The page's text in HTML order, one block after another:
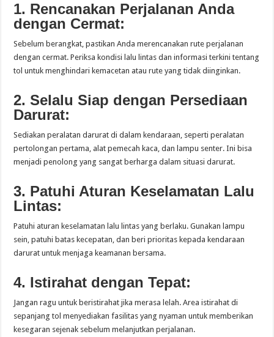
1. Rencanakan Perjalanan Anda
dengan Cermat:
Sebelum berangkat, pastikan Anda merencanakan rute perjalanan
dengan cermat. Periksa kondisi lalu lintas dan informasi terkini tentang
tol untuk menghindari kemacetan atau rute yang tidak diinginkan.
2. Selalu Siap dengan Persediaan
Darurat:
Sediakan peralatan darurat di dalam kendaraan, seperti peralatan
pertolongan pertama, alat pemecah kaca, dan lampu senter. Ini bisa
menjadi penolong yang sangat berharga dalam situasi darurat.
3. Patuhi Aturan Keselamatan Lalu
Lintas:
Patuhi aturan keselamatan lalu lintas yang berlaku. Gunakan lampu
sein, patuhi batas kecepatan, dan beri prioritas kepada kendaraan
darurat untuk menjaga keamanan bersama.
4. Istirahat dengan Tepat:
Jangan ragu untuk beristirahat jika merasa lelah. Area istirahat di
sepanjang tol menyediakan fasilitas yang nyaman untuk memberikan
kesegaran sejenak sebelum melanjutkan perjalanan.